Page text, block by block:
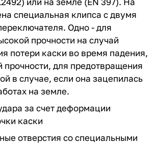
специальная клипса с двумя
Одно - для
прочности на случай
потери каски во время падения,
прочности, для предотвращения
в случае, если она зацепилась
на земле.
за счет деформации
каски
отверстия со специальными